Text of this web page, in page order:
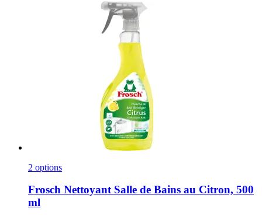
2 options
Frosch Nettoyant Salle de Bains au Citron, 500
ml